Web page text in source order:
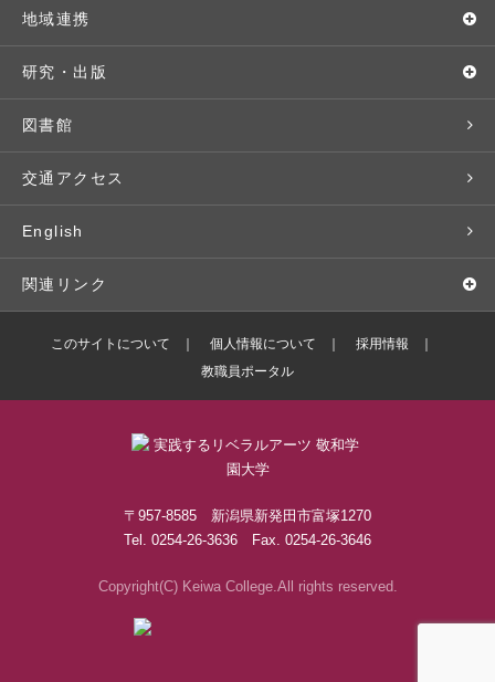
交通アクセス
基本情報・情報公開
広報・公聴
個別相談（来学・オンライン）
特待生（入学者向け）
パンフレット・資料請求
入学予定者の皆さま
留学プログラム
語学プログラム
教職課程
教員紹介
学修支援の体制
年間スケジュール
クラブ・サークル
大学周辺マップ
学生寮
学生支援制度
奨学金・特待生（在学生向け）
就職・進路サポート
資格取得
公務員試験対策
就職実績
社会で活躍する卒業生
地域連携
地域との連携
生涯学習
科目等履修生
社会人・シニア入学
施設・設備の貸し出し
研究・出版
研究者・研究分野
人文社会科学研究所
情報メディア研究所
研究論文
出版物
図書館
交通アクセス
English
関連リンク
バドミントン部ブログ
敬和学園高等学校
このサイトについて 個人情報について
採用情報
教職員ポータル
〒957-8585 新潟県新発田市富塚1270
Tel. 0254-26-3636 Fax. 0254-26-3646
Copyright(C) Keiwa College.All rights reserved.